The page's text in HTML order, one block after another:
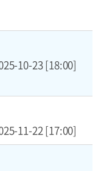
10-23 [18:00]
11-22 [17:00]